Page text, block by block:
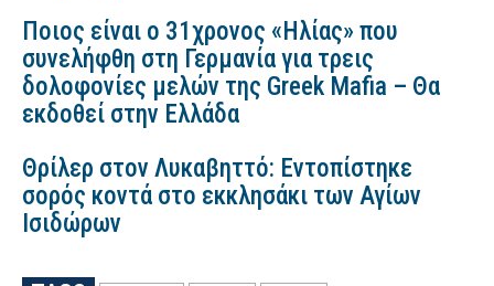
Ποιος είναι ο 31χρονος «Ηλίας» που
συνελήφθη στη Γερμανία για τρεις
δολοφονίες μελών της Greek Mafia – Θα
εκδοθεί στην Ελλάδα
Θρίλερ στον Λυκαβηττό: Εντοπίστηκε
σορός κοντά στο εκκλησάκι των Αγίων
Ισιδώρων